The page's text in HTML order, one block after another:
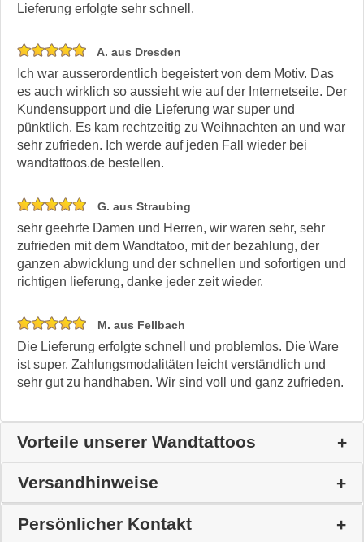
Lieferung erfolgte sehr schnell.
A. aus Dresden
Ich war ausserordentlich begeistert von dem Motiv. Das
es auch wirklich so aussieht wie auf der Internetseite. Der
Kundensupport und die Lieferung war super und
pünktlich. Es kam rechtzeitig zu Weihnachten an und war
sehr zufrieden. Ich werde auf jeden Fall wieder bei
wandtattoos.de bestellen.
G. aus Straubing
sehr geehrte Damen und Herren, wir waren sehr, sehr
zufrieden mit dem Wandtatoo, mit der bezahlung, der
ganzen abwicklung und der schnellen und sofortigen und
richtigen lieferung, danke jeder zeit wieder.
M. aus Fellbach
Die Lieferung erfolgte schnell und problemlos. Die Ware
ist super. Zahlungsmodalitäten leicht verständlich und
sehr gut zu handhaben. Wir sind voll und ganz zufrieden.
Vorteile unserer Wandtattoos
Versandhinweise
Persönlicher Kontakt